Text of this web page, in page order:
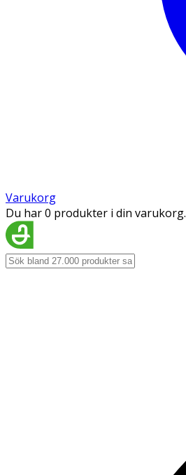
Varukorg
Du har 0 produkter i din varukorg.